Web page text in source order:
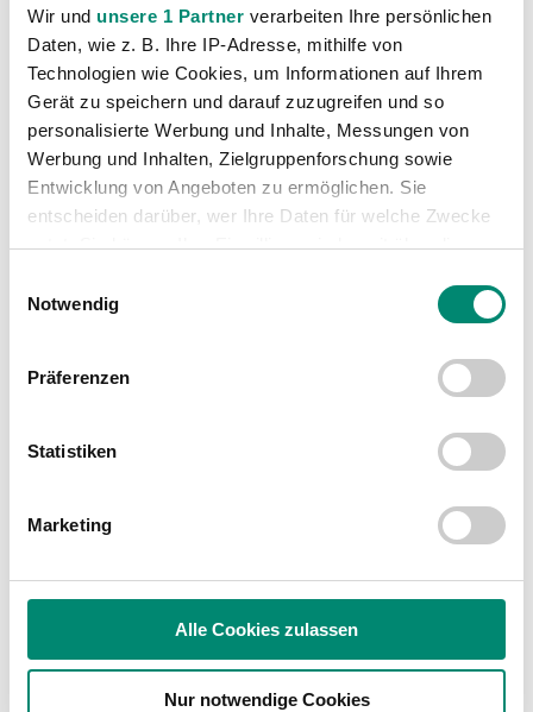
Wir und unsere 1 Partner verarbeiten Ihre persönlichen
Daten, wie z. B. Ihre IP-Adresse, mithilfe von
Technologien wie Cookies, um Informationen auf Ihrem
Gerät zu speichern und darauf zuzugreifen und so
personalisierte Werbung und Inhalte, Messungen von
Werbung und Inhalten, Zielgruppenforschung sowie
Entwicklung von Angeboten zu ermöglichen. Sie
entscheiden darüber, wer Ihre Daten für welche Zwecke
nutzt. Sie können Ihre Einwilligung jederzeit über die
Trigger Symbol ändern oder widerrufen
Erfahren Sie mehr darüber, wie Ihre persönlichen Daten
verarbeitet werden, und legen Sie Ihre Präferenzen im
Wir verwenden Cookies, um Inhalte und Anzeigen zu
zu können und die Zugriffe auf unsere Website zu
Verwendung unserer Website an unsere Partner für
weiteren Daten zusammen, die Sie ihnen bereitgestellt
haben oder die sie im Rahmen Ihrer Nutzung der Dienste
Notwendig
Präferenzen
Statistiken
Marketing
Alle Cookies zulassen
Nur notwendige Cookies
WEITERE NEWS